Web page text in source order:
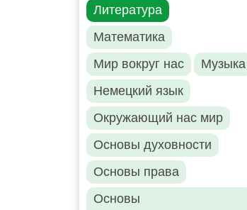
Литература
Математика
Мир вокруг нас
Музыка
Немецкий язык
Окружающий нас мир
Основы духовности
Основы права
Основы